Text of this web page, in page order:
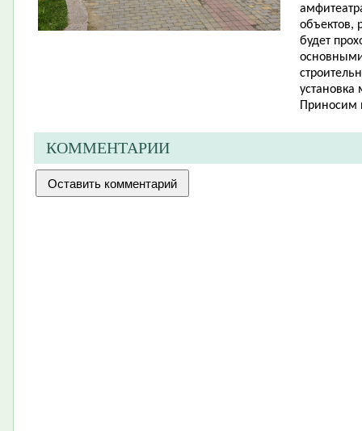
объектов,
будет
установка
Приносим
КОММЕНТАРИИ